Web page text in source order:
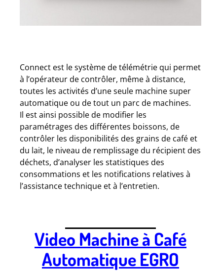
Connect est le système de télémétrie qui permet
à l’opérateur de contrôler, même à distance,
toutes les activités d’une seule machine super
automatique ou de tout un parc de machines.
Il est ainsi possible de modifier les
paramétrages des différentes boissons, de
contrôler les disponibilités des grains de café et
du lait, le niveau de remplissage du récipient des
déchets, d’analyser les statistiques des
consommations et les notifications relatives à
l’assistance technique et à l’entretien.
Video Machine à Café
Automatique EGRO